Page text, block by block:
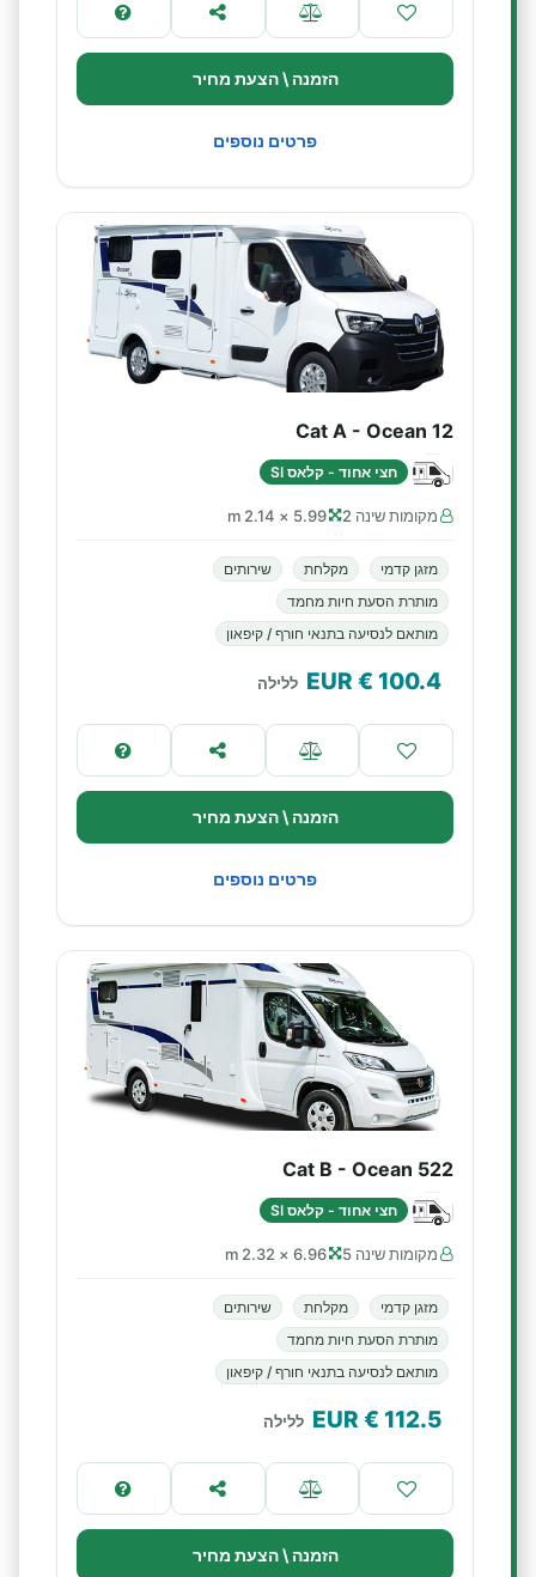
הזמנה \ הצעת מחיר
פרטים נוספים
Cat A - Ocean 12
חצי אחוד - קלאס SI
מקומות שינה 2 5.99 × 2.14 m
מזגן קדמי מקלחת
שירותים
מותרת הסעת חיות מחמד
מותאם לנסיעה בתנאי חורף / קיפאון
100.4
€ EUR ללילה
הזמנה \ הצעת מחיר
פרטים נוספים
Cat B - Ocean 522
חצי אחוד - קלאס SI
מקומות שינה 5 6.96 × 2.32 m
מזגן קדמי מקלחת
שירותים
מותרת הסעת חיות מחמד
מותאם לנסיעה בתנאי חורף / קיפאון
112.5
€ EUR ללילה
הזמנה \ הצעת מחיר